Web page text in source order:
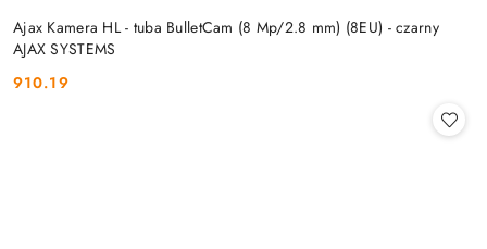
Ajax Kamera HL - tuba BulletCam (8 Mp/2.8 mm) (8EU) - czarny
AJAX SYSTEMS
Cena:
910.19